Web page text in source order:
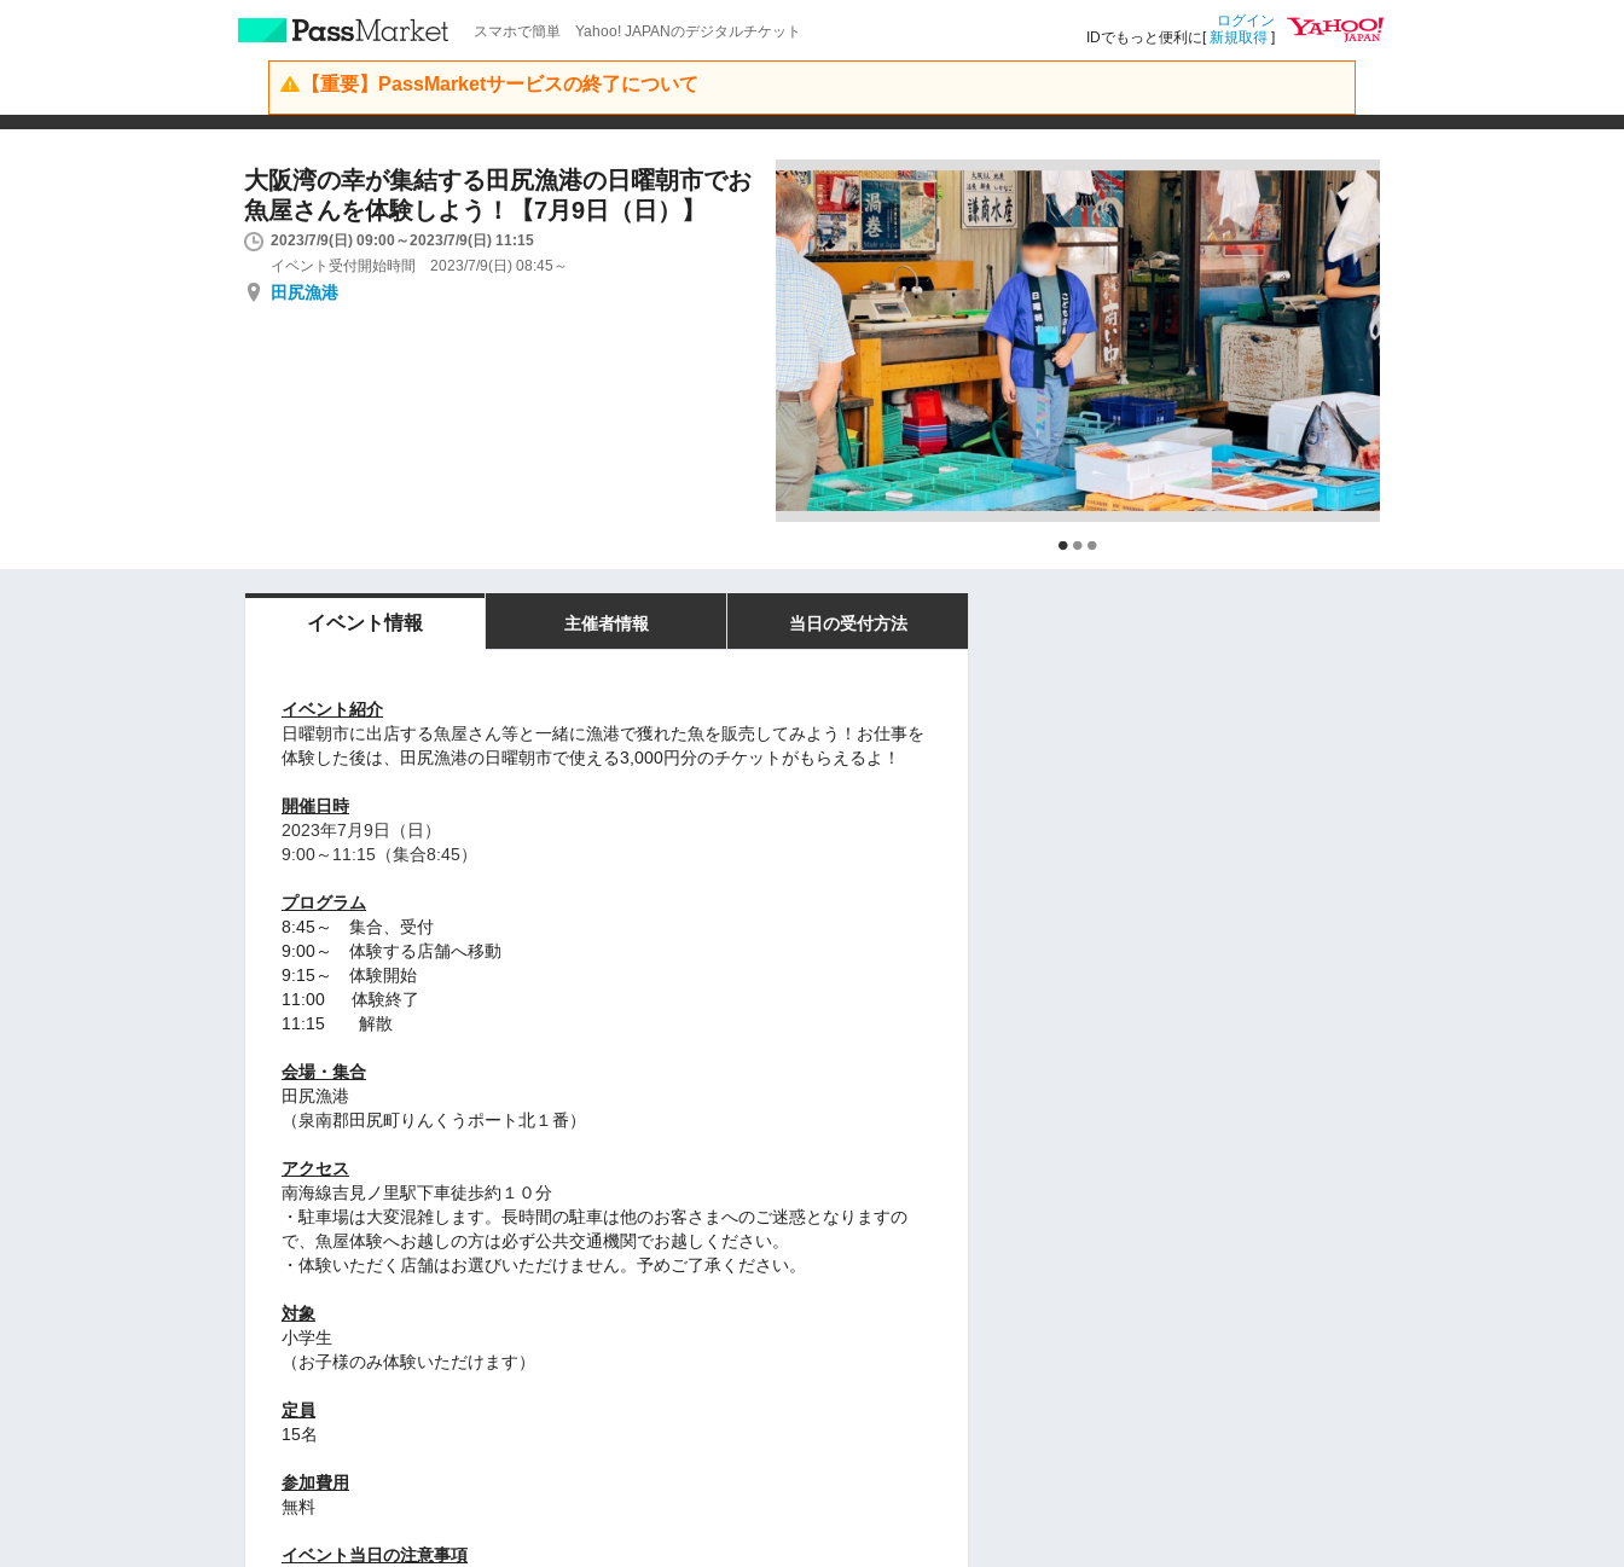
スマホで簡単 Yahoo! JAPANのデジタルチケット
ログイン
IDでもっと便利に[新規取得 ]
【重要】PassMarketサービスの終了について
大阪湾の幸が集結する田尻漁港の日曜朝市でお
魚屋さんを体験しよう！【7月9日（日）】
2023/7/9(日) 09:00～2023/7/9(日) 11:15
イベント受付開始時間 2023/7/9(日) 08:45～
田尻漁港
イベント情報 主催者情報 当日の受付方法
イベント紹介
日曜朝市に出店する魚屋さん等と一緒に漁港で獲れた魚を販売してみよう！お仕事を
体験した後は、田尻漁港の日曜朝市で使える3,000円分のチケットがもらえるよ！
開催日時
2023年7月9日（日）
9:00～11:15（集合8:45）
プログラム
8:45～ 集合、受付
9:00～ 体験する店舗へ移動
9:15～ 体験開始
11:00 体験終了
11:15 解散
会場・集合
田尻漁港
（泉南郡田尻町りんくうポート北１番）
アクセス
南海線吉見ノ里駅下車徒歩約１０分
・駐車場は大変混雑します。長時間の駐車は他のお客さまへのご迷惑となりますの
で、魚屋体験へお越しの方は必ず公共交通機関でお越しください。
・体験いただく店舗はお選びいただけません。予めご了承ください。
対象
小学生
（お子様のみ体験いただけます）
定員
15名
参加費用
無料
イベント当日の注意事項